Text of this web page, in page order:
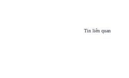
Tin liên quan